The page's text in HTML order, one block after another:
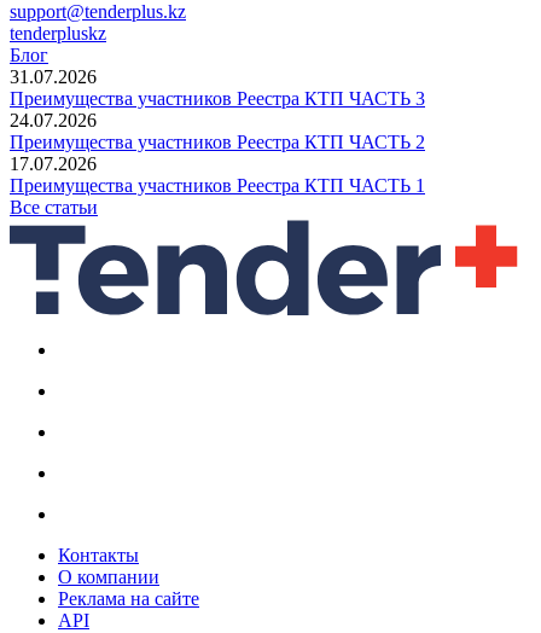
support@tenderplus.kz
tenderpluskz
Блог
31.07.2026
Преимущества участников Реестра КТП ЧАСТЬ 3
24.07.2026
Преимущества участников Реестра КТП ЧАСТЬ 2
17.07.2026
Преимущества участников Реестра КТП ЧАСТЬ 1
Все статьи
Контакты
О компании
Реклама на сайте
API